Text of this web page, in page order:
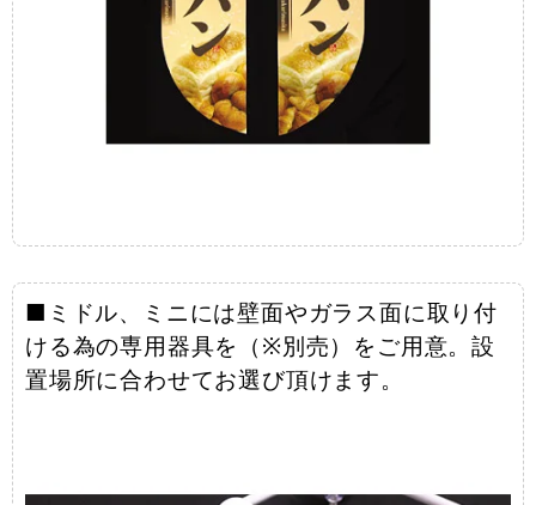
■ミドル、ミニには壁面やガラス面に取り付
ける為の専用器具を（※別売）をご用意。設
置場所に合わせてお選び頂けます。